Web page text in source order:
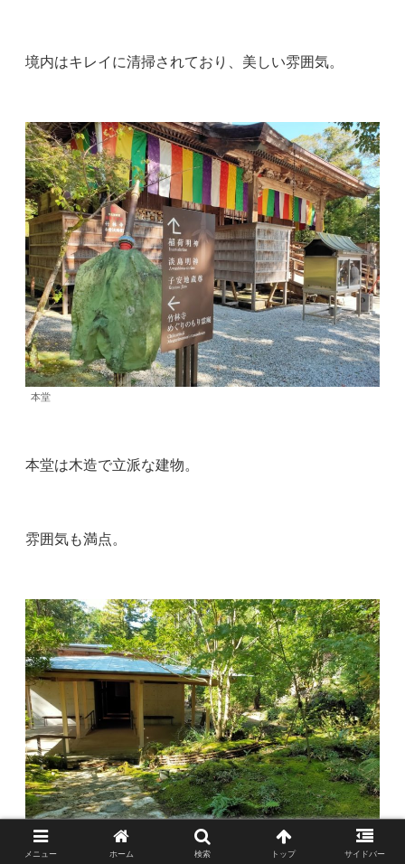
境内はキレイに清掃されており、美しい雰囲気。
本堂
本堂は木造で立派な建物。
雰囲気も満点。
メニュー ホーム 検索 トップ サイドバー